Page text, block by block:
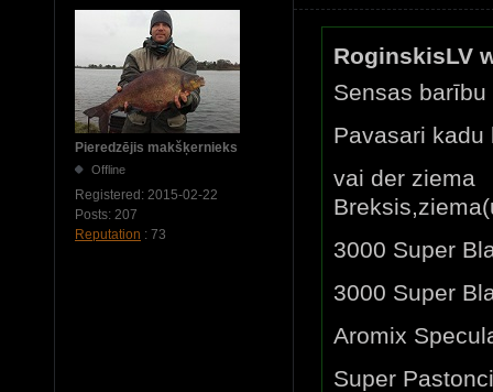
Pieredzējis makšķernieks
Offline
Registered: 2015-02-22
Posts: 207
Reputation : 73
RoginskisLV
Sensas barību
Pavasari kadu
vai der ziema
3000 Super
3000 Super
Aromix
Super